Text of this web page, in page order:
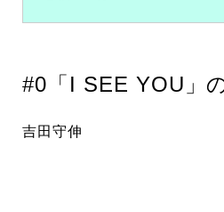
#0「I SEE YOU」
吉田守伸